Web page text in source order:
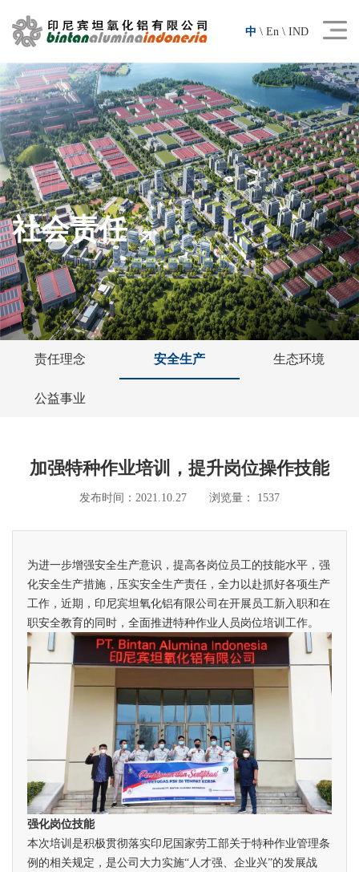
中 \En \IND
社会责任
责任理念 安全生产 生态环境
公益事业
加强特种作业培训，提升岗位操作技能
发布时间：2021.10.27 浏览量： 1537
为进一步增强安全生产意识，提高各岗位员工的技能水平，强
化安全生产措施，压实安全生产责任，全力以赴抓好各项生产
工作，近期，印尼宾坦氧化铝有限公司在开展员工新入职和在
职安全教育的同时，全面推进特种作业人员岗位培训工作。
强化岗位技能
本次培训是积极贯彻落实印尼国家劳工部关于特种作业管理条
例的相关规定，是公司大力实施“人才强、企业兴”的发展战